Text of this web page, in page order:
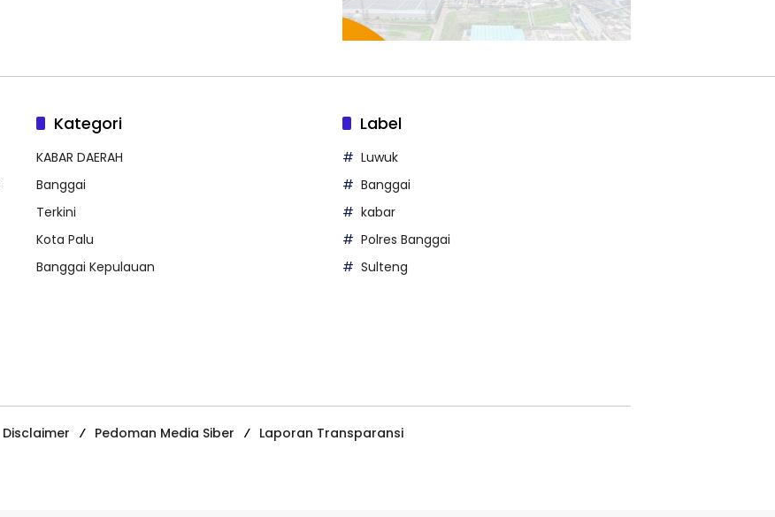
Kategori
KABAR DAERAH
Banggai
Terkini
Kota Palu
Banggai Kepulauan
Label
Luwuk
Banggai
kabar
Polres Banggai
Sulteng
Disclaimer Pedoman Media Siber
Laporan Transparansi